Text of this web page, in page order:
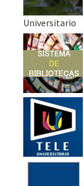
Universitario